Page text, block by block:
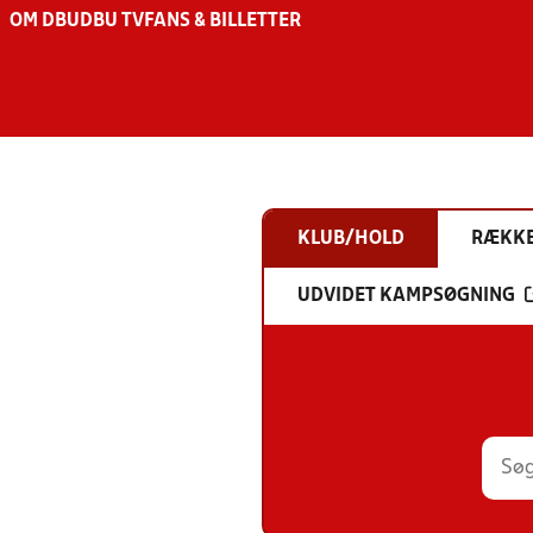
OM DBU DBU TV FANS & BILLETTER
KLUB/HOLD
UDVIDET KAMPSØGNING